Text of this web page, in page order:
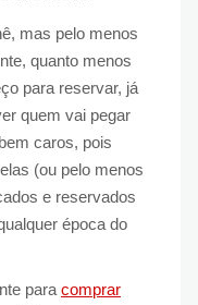
mas pelo menos
quanto menos
para reservar, já
quem vai pegar
caros, pois
(ou pelo menos
e reservados
época do
para comprar